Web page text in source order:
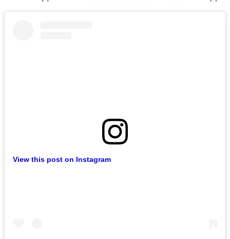
View this post on Instagram